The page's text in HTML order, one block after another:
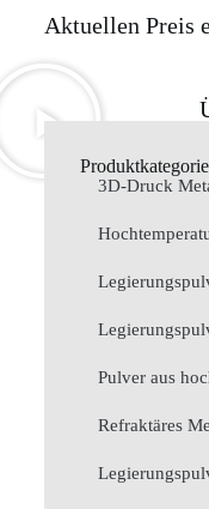
Aktuellen Preis
Produktkategorie
3D-Druck
Pulver aus
Refraktäres